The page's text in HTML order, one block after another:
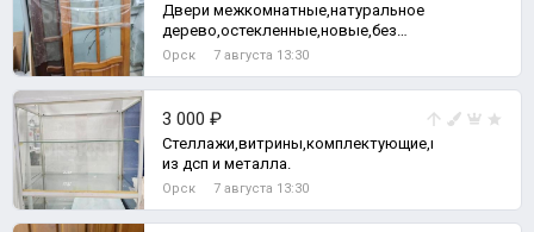
Двери межкомнатные,натуральное
дерево,остекленные,новые,без
короба,80смх2м Цена за 1шт.
Орск 7 августа 13:30
3 000 ₽
Стеллажи,витрины,комплектующие,полки,тумбы
из дсп и металла.
Орск 7 августа 13:30